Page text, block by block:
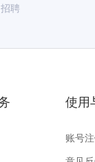
聘
使用
账号